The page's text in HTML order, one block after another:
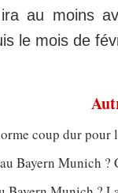
au moins
le mois de
coup dur pour
Bayern Munich ?